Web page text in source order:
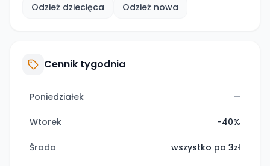
Odzież dziecięca
Odzież nowa
Cennik tygodnia
Poniedziałek —
Wtorek -40%
Środa wszystko po 3zł